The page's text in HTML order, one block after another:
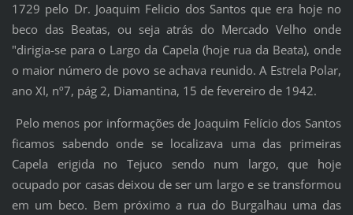
1729 pelo Dr. Joaquim Felicio dos Santos que era hoje no
beco das Beatas, ou seja atrás do Mercado Velho onde
"dirigia-se para o Largo da Capela (hoje rua da Beata), onde
o maior número de povo se achava reunido. A Estrela Polar,
ano XI, nº7, pág 2, Diamantina, 15 de fevereiro de 1942.
Pelo menos por informações de Joaquim Felício dos Santos
ficamos sabendo onde se localizava uma das primeiras
Capela erigida no Tejuco sendo num largo, que hoje
ocupado por casas deixou de ser um largo e se transformou
em um beco. Bem próximo a rua do Burgalhau uma das